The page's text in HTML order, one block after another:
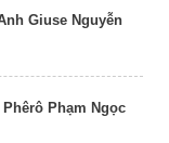
Giuse Nguyễn
Phạm Ngọc